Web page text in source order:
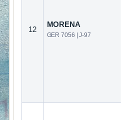
12
MORENA
GER 7056 | J-97